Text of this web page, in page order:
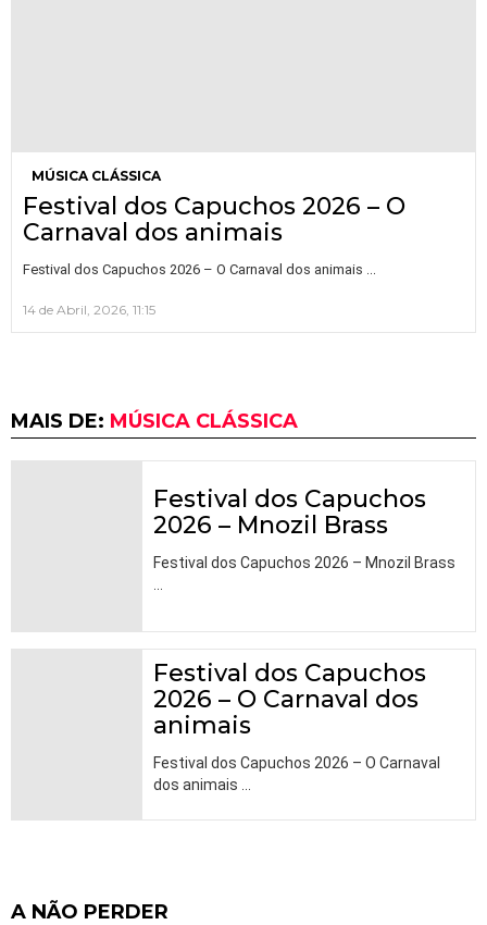
MÚSICA CLÁSSICA
Festival dos Capuchos 2026 – O
Carnaval dos animais
Festival dos Capuchos 2026 – O Carnaval dos animais …
14 de Abril, 2026, 11:15
MAIS DE: MÚSICA CLÁSSICA
Festival dos Capuchos
2026 – Mnozil Brass
Festival dos Capuchos 2026 – Mnozil Brass
Festival dos Capuchos
2026 – O Carnaval dos
animais
Festival dos Capuchos 2026 – O Carnaval
dos animais …
A NÃO PERDER